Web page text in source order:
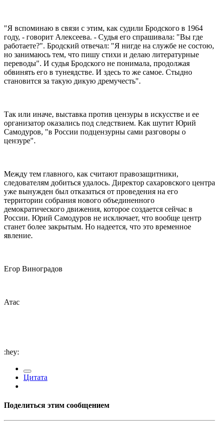
"Я вспоминаю в связи с этим, как судили Бродского в 1964
году, - говорит Алексеева. - Судья его спрашивала: "Вы где
работаете?". Бродский отвечал: "Я нигде на службе не состою,
но занимаюсь тем, что пишу стихи и делаю литературные
переводы". И судья Бродского не понимала, продолжая
обвинять его в тунеядстве. И здесь то же самое. Стыдно
становится за такую дикую дремучесть".
Так или иначе, выставка против цензуры в искусстве и ее
организатор оказались под следствием. Как шутит Юрий
Самодуров, "в России подцензурны сами разговоры о
цензуре".
Между тем главного, как считают правозащитники,
следователям добиться удалось. Директор сахаровского центра
уже вынужден был отказаться от проведения на его
территории собрания нового объединенного
демократического движения, которое создается сейчас в
России. Юрий Самодуров не исключает, что вообще центр
станет более закрытым. Но надеется, что это временное
явление.
Егор Виноградов
Атас
:hey:
Цитата
Поделиться этим сообщением